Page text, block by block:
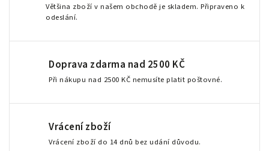
Většina zboží v našem obchodě je skladem. Připraveno k
odeslání.
Doprava zdarma nad 2500 KČ
Při nákupu nad 2500 KČ nemusíte platit poštovné.
Vrácení zboží
Vrácení zboží do 14 dnů bez udání důvodu.